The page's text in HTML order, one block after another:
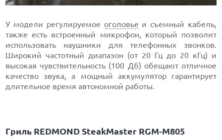
У модели регулируемое оголовье и съемный кабель,
также есть встроенный микрофон, который позволит
использовать наушники для телефонных звонков.
Широкий частотный диапазон (от 20 Гц до 20 кГц) и
высокая чувствительность (100 Дб) обещают отличное
качество звука, а мощный аккумулятор гарантирует
длительное время автономной работы.
Гриль REDMOND SteakMaster RGM-M805